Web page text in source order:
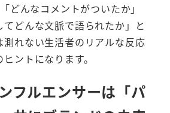
どんなコメントがついたか」
てどんな文脈で語られたか」と
測れない生活者のリアルな反応
ントになります。
フルエンサーは「パ